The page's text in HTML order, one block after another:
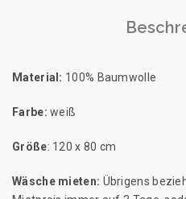
Material: 100% Baumwolle
Farbe: weiß
Größe: 120 x 80 cm
Wäsche mieten: Übrigens